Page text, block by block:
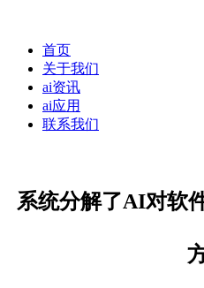
首页
关于我们
ai资讯
ai应用
联系我们
系统分解了AI对软